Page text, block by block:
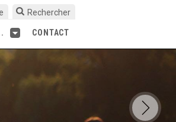
Rechercher
CONTACT